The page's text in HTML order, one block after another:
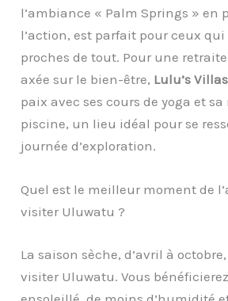
l’ambiance « Palm Springs » en
l’action, est parfait pour ceux
proches de tout. Pour une
axée sur le bien-être, Lulu’s Villas
paix avec ses cours de yoga et
piscine, un lieu idéal pour se
journée d’exploration.
Quel est le meilleur moment de
visiter Uluwatu ?
La saison sèche, d’avril à
visiter Uluwatu. Vous